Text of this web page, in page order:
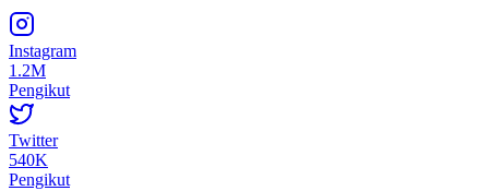
Instagram
1.2M
Pengikut
Twitter
540K
Pengikut